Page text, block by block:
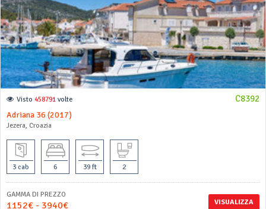
C8392
Visto 458791 volte
Adriana 36 (2017)
Jezera, Croazia
3 cab 6 39 ft 2
VISUALIZZA
GAMMA DI PREZZO
1152€ - 3940€